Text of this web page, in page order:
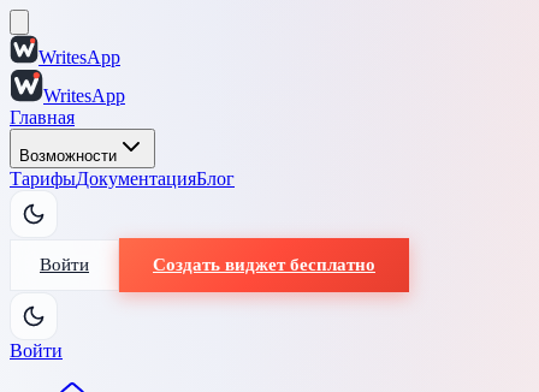
WritesApp
WritesApp
Главная
Возможности
ТарифыДокументацияБлог
Войти Создать виджет бесплатно
Войти